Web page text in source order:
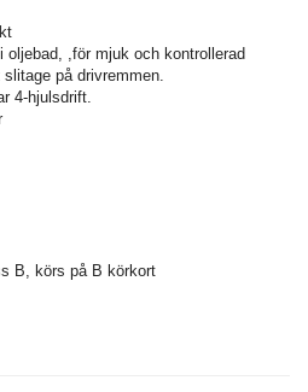
oljebad, ,för mjuk och kontrollerad
på drivremmen.
4-hjulsdrift.
B, körs på B körkort